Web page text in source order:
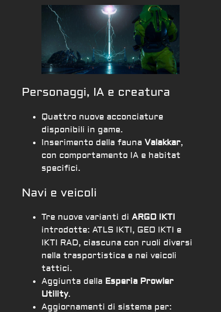
Personaggi, IA e creatura
Quattro nuove acconciature
disponibili in game.
Inserimento della fauna Valakkar,
con comportamento IA e habitat
specifici.
Navi e veicoli
Tre nuove varianti di ARGO IKTI
introdotte: ATLS IKTI, GEO IKTI e
IKTI RAD, ciascuna con ruoli diversi
nella trasportistica e nei veicoli
tattici.
Aggiunta della Esperia Prowler
Utility.
Aggiornamenti di sistema per: